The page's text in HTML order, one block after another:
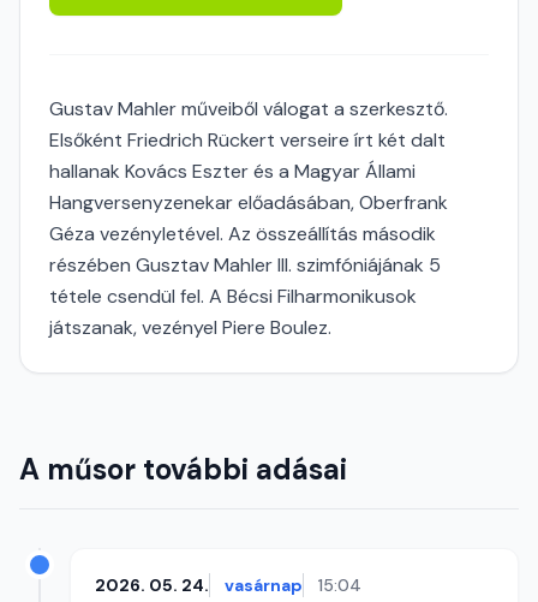
Gustav Mahler műveiből válogat a szerkesztő.
Elsőként Friedrich Rückert verseire írt két dalt
hallanak Kovács Eszter és a Magyar Állami
Hangversenyzenekar előadásában, Oberfrank
Géza vezényletével. Az összeállítás második
részében Gusztav Mahler III. szimfóniájának 5
tétele csendül fel. A Bécsi Filharmonikusok
játszanak, vezényel Piere Boulez.
A műsor további adásai
2026. 05. 24. vasárnap 15:04